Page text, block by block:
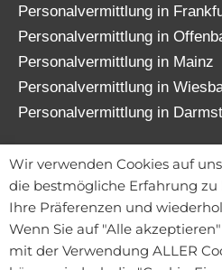
Personalvermittlung in
Personalvermittlung in
Personalvermittlung in Mainz
Personalvermittlung in
Personalvermittlung in
© 2026 TATENWERK
Kontakt
Mitarbeiterportal
Wir verwenden Cookies auf
die bestmögliche Erfahrung
Ihre Präferenzen und
Wenn Sie auf "Alle
mit der Verwendung ALLER